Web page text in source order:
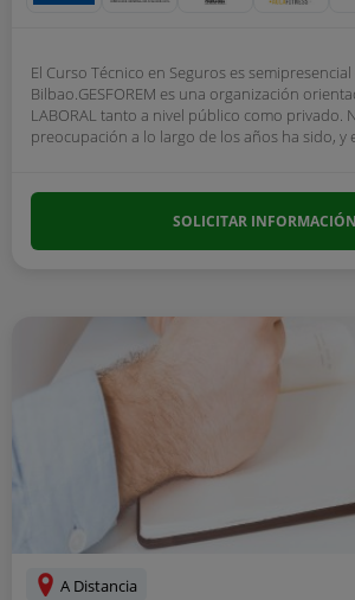
El Curso Técnico en Seguros es semipresencial
Bilbao.GESFOREM es una organización
LABORAL tanto a nivel público como privado.
preocupación a lo largo de los años ha sido, y
SOLICITAR INFORMACIÓN
A Distancia